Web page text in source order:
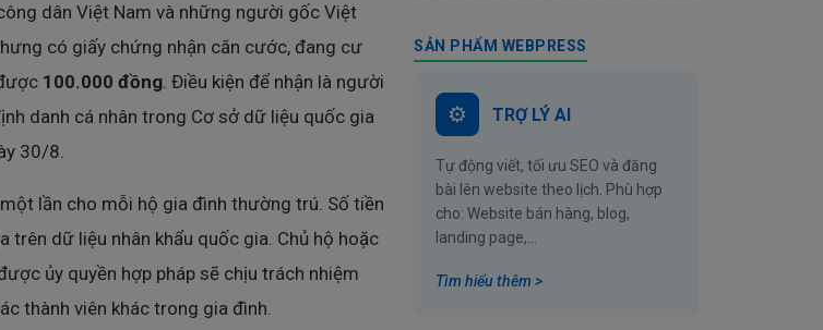
dân Việt Nam và những người gốc Việt
có giấy chứng nhận căn cước, đang cư
100.000 đồng. Điều kiện để nhận là người
danh cá nhân trong Cơ sở dữ liệu quốc gia
30/8.
lần cho mỗi hộ gia đình thường trú. Số tiền
trên dữ liệu nhân khẩu quốc gia. Chủ hộ hoặc
ủy quyền hợp pháp sẽ chịu trách nhiệm
thành viên khác trong gia đình.
SẢN PHẨM WEBPRESS
TRỢ LÝ AI
Tự động viết, tối ưu SEO và đăng
bài lên website theo lịch. Phù hợp
cho: Website bán hàng, blog,
landing page,...
Tìm hiểu thêm >